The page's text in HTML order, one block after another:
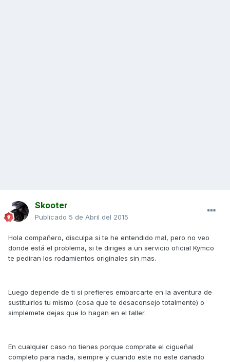
Skooter
Publicado 5 de Abril del 2015
Hola compañero, disculpa si te he entendido mal, pero no veo
donde está el problema, si te diriges a un servicio oficial Kymco
te pediran los rodamientos originales sin mas.
Luego depende de ti si prefieres embarcarte en la aventura de
sustituirlos tu mismo (cosa que te desaconsejo totalmente) o
simplemete dejas que lo hagan en el taller.
En cualquier caso no tienes porque comprate el cigueñal
completo para nada, siempre y cuando este no este dañado